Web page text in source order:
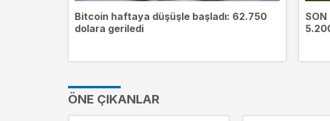
Bitcoin haftaya düşüşle başladı: 62.750
dolara geriledi
ÖNE ÇIKANLAR